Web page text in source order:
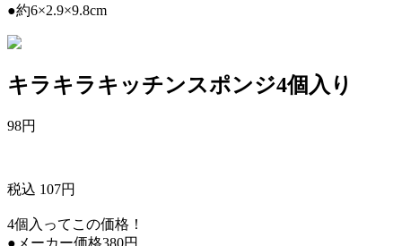
●約6×2.9×9.8cm
キラキラキッチンスポンジ4個入り
98円
税込 107円
4個入ってこの価格！
●メーカー価格380円